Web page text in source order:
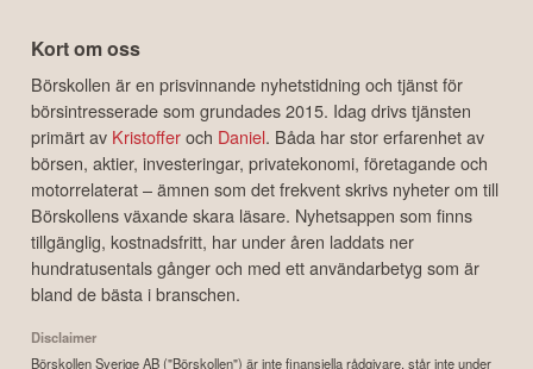
Kort om oss
Börskollen är en prisvinnande nyhetstidning och tjänst för
börsintresserade som grundades 2015. Idag drivs tjänsten
primärt av Kristofferoch Daniel. Båda har stor erfarenhet av
börsen, aktier, investeringar, privatekonomi, företagande och
motorrelaterat – ämnen som det frekvent skrivs nyheter om till
Börskollens växande skara läsare. Nyhetsappen som finns
tillgänglig, kostnadsfritt, har under åren laddats ner
hundratusentals gånger och med ett användarbetyg som är
bland de bästa i branschen.
Disclaimer
Börskollen Sverige AB ("Börskollen") är inte finansiella rådgivare, står inte under